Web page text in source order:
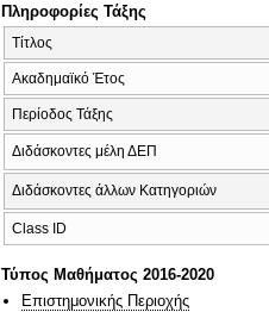
Πληροφορίες Τάξης
Τίτλος
Ακαδημαϊκό Έτος
Περίοδος Τάξης
Διδάσκοντες μέλη ΔΕΠ
Διδάσκοντες άλλων Κατηγοριών
Class ID
Τύπος Μαθήματος 2016-2020
Επιστημονικής Περιοχής